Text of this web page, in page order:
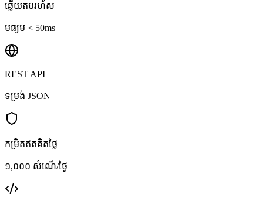
ឆ្លើយតបរហ័ស
មធ្យម < 50ms
REST API
ទម្រង់ JSON
កម្រិតឥតគិតថ្លៃ
១,០០០ សំណើ/ថ្ងៃ